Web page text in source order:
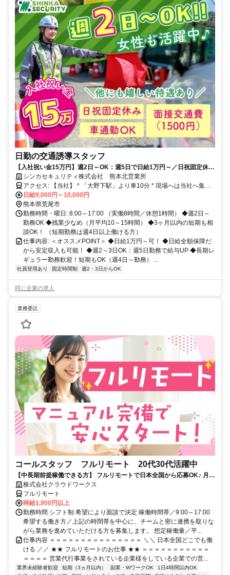
日勤の交通誘導スタッフ
【入社祝い金15万円】週2日～OK：週5日で日給1万円～／日祝固定休み
／未経験OK／WワークOK／日給全額保障／健康サポートあり
シンカセキュリティ株式会社 熊本北営業所
アクセス: 【当社】 * 「大野下駅」より車10分 * 現場へは当社へ集合
後、社用車で移動します。
日給9,000円～10,000円
熊本県荒尾市
勤務時間・曜日: 8:00～17:00 （実働8時間／休憩1時間） ◆週2日～
勤務OK ◆残業少なめ（月平均10～15時間） ◆3ヶ月以内の短期も相
談OK！ （短期勤務は週4日以上働ける方）
仕事内容: ＜オススメPOINT＞ ◆日給1万円～可！ ◆日給全額保障だ
から安定収入も可能！ ◆週2～3日OK：週5日勤務で給与UP ◆長期レ
ギュラー勤務歓迎！短期もOK（週4日～勤務） ...
社員登用あり 固定時間制 週2・3日からOK
同じ企業の求人
業務委託
コールスタッフ フルリモート 20代30代活躍中
【中長期前提稼働できる方】 フルリモートで日本全国から応募OK♪ 月稼
働80時間で安定収入！
株式会社クラウドワークス
フルリモート
時給1,900円以上
勤務時間 シフト制 希望により面談で決定 稼働時間帯／9:00～17:00
希望する働き方／上記の時間帯を中心に、チームと密に連携を取りな
がら業務を進めていただける方を募集します。 想定稼働量／平...
仕事内容 ＝＝＝＝＝＝＝＝＝＝＝＝＝＝＝ ＼＼ 日本全国どこでも働
ける ／／ ★★ フルリモートのお仕事 ★★ ＝＝＝＝＝＝＝＝＝＝＝
＝＝＝＝ 営業代行事業をされている企業様をしている企業での営...
業界未経験者歓迎 短期（3ヵ月以内） 副業・WワークOK
1日4時間以内OK